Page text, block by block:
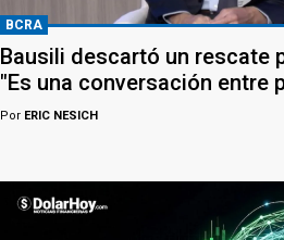
BCRA
Bausili descartó un rescate
"Es una conversación entre
Por ERIC NESICH